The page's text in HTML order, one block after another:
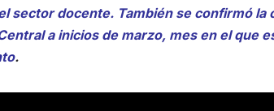
sector docente. También se confirmó la
a inicios de marzo, mes en el que
.